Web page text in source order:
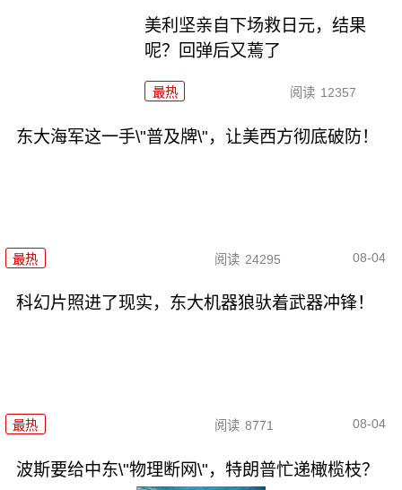
美利坚亲自下场救日元，结果
呢？回弹后又蔫了
最热 阅读 12357
东大海军这一手\"普及牌\"，让美西方彻底破防！
最热 阅读 24295 08-04
科幻片照进了现实，东大机器狼驮着武器冲锋！
最热 阅读 8771 08-04
波斯要给中东\"物理断网\"，特朗普忙递橄榄枝？